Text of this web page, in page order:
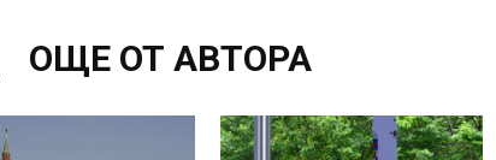
ОЩЕ ОТ АВТОРА